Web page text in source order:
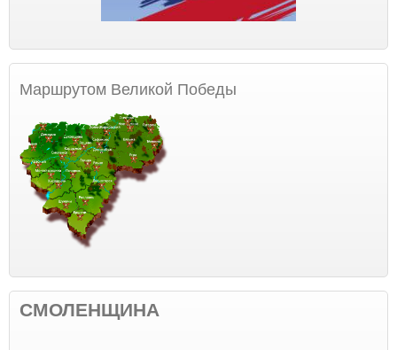
Маршрутом Великой Победы
СМОЛЕНЩИНА